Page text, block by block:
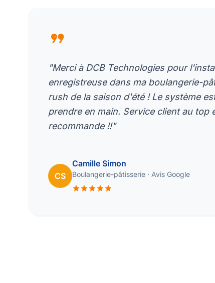
format_quote
"Merci à DCB Technologies pour
enregistreuse dans ma boulangerie-
rush de la saison d'été ! Le système
prendre en main. Service client au top
recommande !!"
CS
Camille Simon
Boulangerie-pâtisserie · Avis Google
starstarstarstarstar